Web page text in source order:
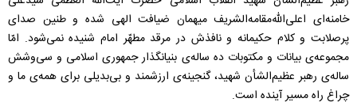
خامنه‌ای اعلی‌الله‌مقامه‌الشریف میهمان ضیافت الهی شده و طنین صدای
پرصلابت و کلام حکیمانه و نافذ‌ش در مرقد مطهّر امام شنیده نمی‌شود. امّا
مجموعه‌ی بیانات و مکتوبات ده‌ ساله‌ی بنیانگذار جمهوری اسلامی و سی‌وشش‌
ساله‌ی رهبر عظیم‌الشأن شهید، گنجینه‌ی ارزشمند و بی‌بدیلی برای همه‌ی ما و
چراغ راه مسیر آینده است.